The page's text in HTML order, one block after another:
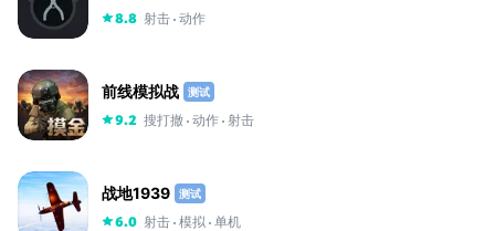
8.8 射击 动作
前线模拟战 测试
9.2 搜打撤 动作 射击
战地1939 测试
6.0 射击 模拟 单机